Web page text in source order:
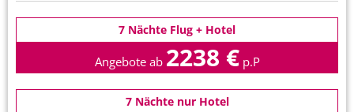
7 Nächte Flug + Hotel
Angebote ab 2238 € p.P
7 Nächte nur Hotel